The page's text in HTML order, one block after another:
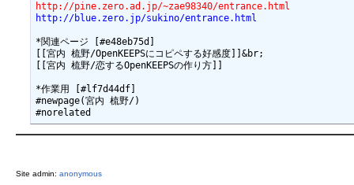
http://pine.zero.ad.jp/~zae98340/entrance.html
http://blue.zero.jp/sukino/entrance.html
*関連ページ [#e48eb75d]
[[宮内 梳野/OpenKEEPSにコピペする好感度]]&br;
[[宮内 梳野/恋するOpenKEEPSの作り方]]
*作業用 [#lf7d44df]
#newpage(宮内 梳野/)
Site admin: anonymous